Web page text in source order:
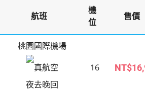
航班
機
位
售價
桃園國際機場
真航空
夜去晚回
16